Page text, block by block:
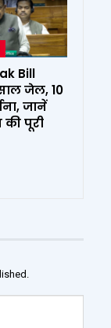
Bill
जेल, ₹10
जानें
पूरी